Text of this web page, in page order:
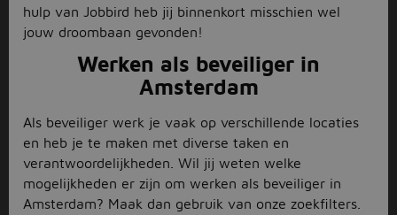
hulp van Jobbird heb jij binnenkort misschien wel
jouw droombaan gevonden!
Werken als beveiliger in
Amsterdam
Als beveiliger werk je vaak op verschillende locaties
en heb je te maken met diverse taken en
verantwoordelijkheden. Wil jij weten welke
mogelijkheden er zijn om werken als beveiliger in
Amsterdam? Maak dan gebruik van onze zoekfilters.